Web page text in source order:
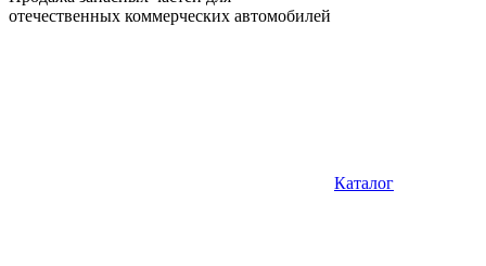
отечественных коммерческих автомобилей
Каталог